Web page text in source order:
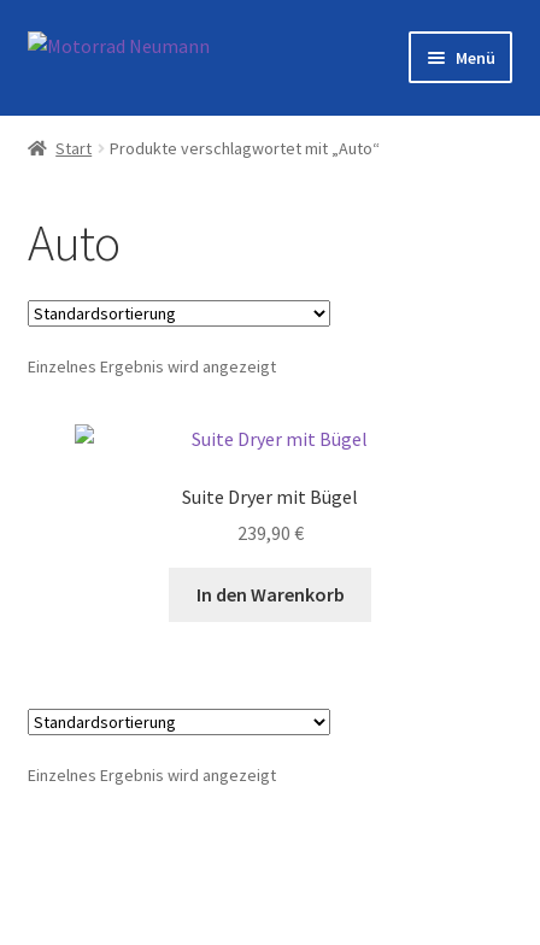
Zur
Zum
Menü
Startseite
Veranstaltungen
Motorräder
Werkstatt
Galerie
Start Produkte verschlagwortet mit „Auto“
Auto
Einzelnes Ergebnis wird angezeigt
Suite Dryer mit Bügel
239,90 €
In den Warenkorb
Einzelnes Ergebnis wird angezeigt